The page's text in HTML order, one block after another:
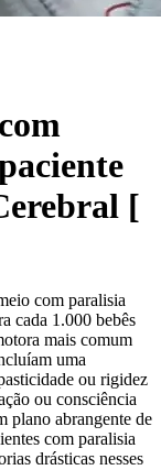
[
com paralisia
cada 1.000 bebês
mais comum
uma
ou rigidez
ou consciência
plano abrangente de
com paralisia
drásticas nesses